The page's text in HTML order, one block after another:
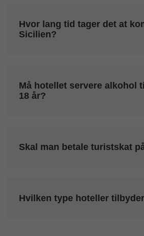
Hvor lang tid tager det at
Sicilien?
Må hotellet servere alkohol
18 år?
Skal man betale turistskat
Hvilken type hoteller